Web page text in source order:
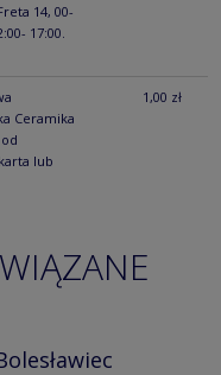
14, 00-
17:00.
Ceramika
lub
1,00 zł